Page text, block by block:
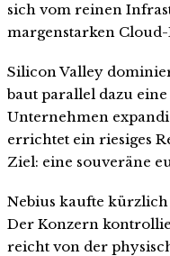
sich vom reinen
margenstarken
Silicon Valley
baut parallel dazu
Unternehmen
errichtet ein riesiges
Ziel: eine souveräne
Nebius kaufte kürzlich
Der Konzern
reicht von der